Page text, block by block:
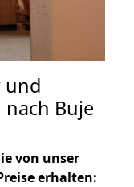
und
Buje
von unser
erhalten: